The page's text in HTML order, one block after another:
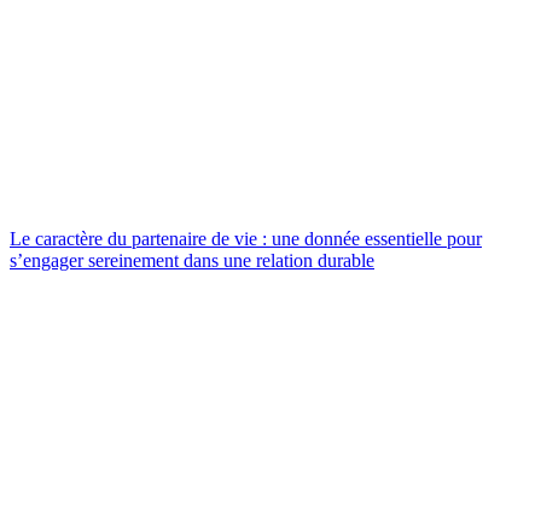
Le caractère du partenaire de vie : une donnée essentielle pour
s’engager sereinement dans une relation durable